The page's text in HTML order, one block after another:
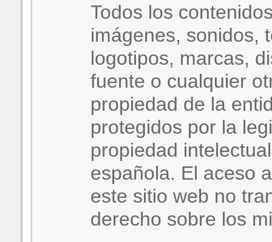
Todos los
imágenes, sonidos,
logotipos, marcas,
fuente o cualquier
propiedad de la
protegidos por la
propiedad
española. El aceso
este sitio web no
derecho sobre los